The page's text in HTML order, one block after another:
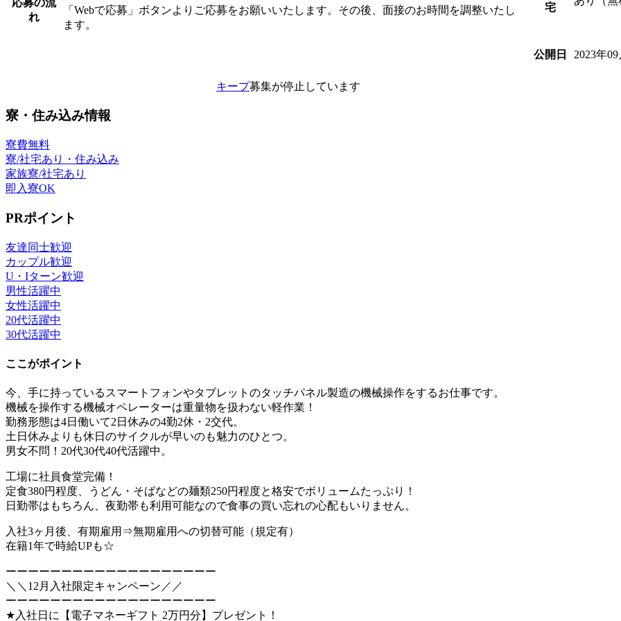
応募の流
れ
「Webで応募」ボタンよりご応募をお願いいたします。その後、面接のお時間を調整いたし
ます。
宅
公開日 2023年09
キープ募集が停止しています
寮・住み込み情報
寮費無料
寮/社宅あり・住み込み
家族寮/社宅あり
即入寮OK
PRポイント
友達同士歓迎
カップル歓迎
U・Iターン歓迎
男性活躍中
女性活躍中
20代活躍中
30代活躍中
ここがポイント
今、手に持っているスマートフォンやタブレットのタッチパネル製造の機械操作をするお仕事です。
機械を操作する機械オペレーターは重量物を扱わない軽作業！
勤務形態は4日働いて2日休みの4勤2休・2交代。
土日休みよりも休日のサイクルが早いのも魅力のひとつ。
男女不問！20代30代40代活躍中。
工場に社員食堂完備！
定食380円程度、うどん・そばなどの麺類250円程度と格安でボリュームたっぷり！
日勤帯はもちろん、夜勤帯も利用可能なので食事の買い忘れの心配もいりません。
入社3ヶ月後、有期雇用⇒無期雇用への切替可能（規定有）
在籍1年で時給UPも☆
ーーーーーーーーーーーーーーーーーーー
＼＼12月入社限定キャンペーン／／
ーーーーーーーーーーーーーーーーーーー
★入社日に【電子マネーギフト 2万円分】プレゼント！